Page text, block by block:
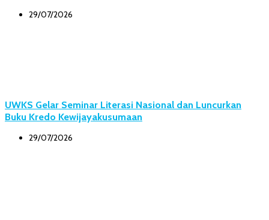
29/07/2026
UWKS Gelar Seminar Literasi Nasional dan Luncurkan
Buku Kredo Kewijayakusumaan
29/07/2026